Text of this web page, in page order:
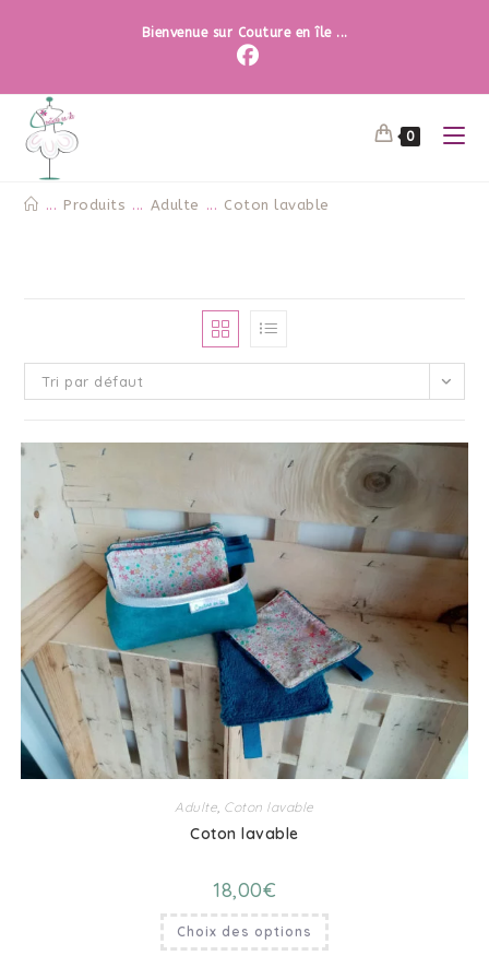
Bienvenue sur Couture en île ...
0
... Produits ... Adulte ... Coton lavable
Tri par défaut
Adulte, Coton lavable
Coton lavable
18,00€
Choix des options